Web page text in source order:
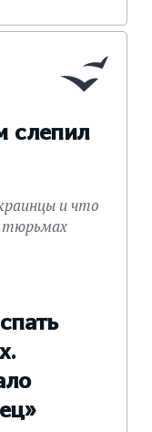
слепил
и что
тюрьмах